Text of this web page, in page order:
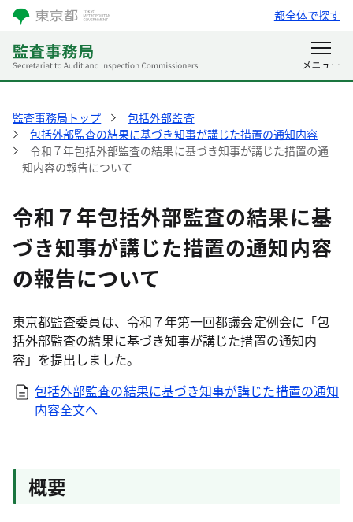
都全体で探す
監査事務局トップ
包括外部監査
包括外部監査の結果に基づき知事が講じた措置の通知内容
令和７年包括外部監査の結果に基づき知事が講じた措置の通
知内容の報告について
令和７年包括外部監査の結果に基
づき知事が講じた措置の通知内容
の報告について
東京都監査委員は、令和７年第一回都議会定例会に「包
括外部監査の結果に基づき知事が講じた措置の通知内
容」を提出しました。
包括外部監査の結果に基づき知事が講じた措置の通知
内容全文へ
概要